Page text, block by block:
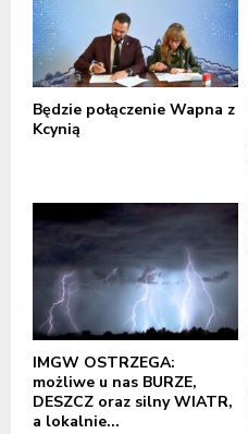
Będzie połączenie Wapna z
Kcynią
IMGW OSTRZEGA:
możliwe u nas BURZE,
DESZCZ oraz silny WIATR,
a lokalnie...